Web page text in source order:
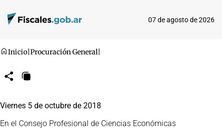
07 de agosto de 2026
Inicio Procuración General
CompartirCopiar
Viernes 5 de octubre de 2018
En el Consejo Profesional de Ciencias Económicas